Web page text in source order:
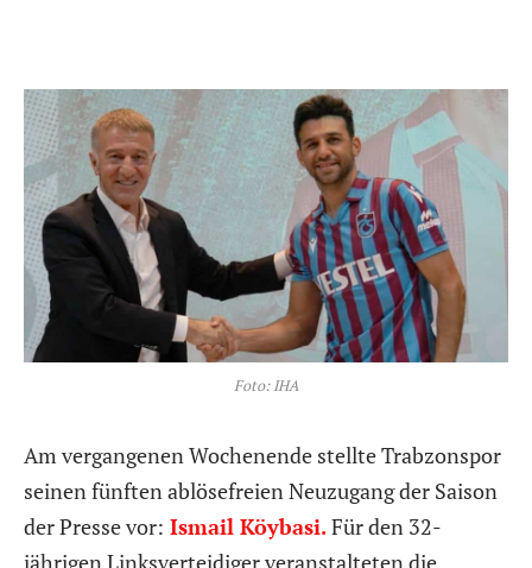
Foto: IHA
Am vergangenen Wochenende stellte Trabzonspor
seinen fünften ablösefreien Neuzugang der Saison
der Presse vor: Ismail Köybasi.Für den 32-
jährigen Linksverteidiger veranstalteten die